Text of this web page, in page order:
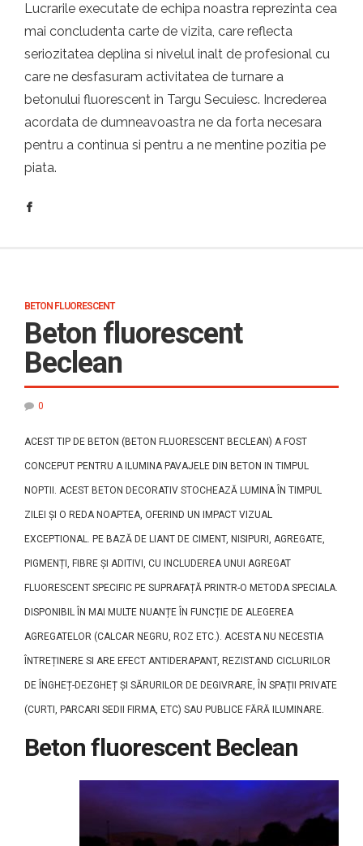
Lucrarile executate de echipa noastra reprezinta cea
mai concludenta carte de vizita, care reflecta
seriozitatea deplina si nivelul inalt de profesional cu
care ne desfasuram activitatea de turnare a
betonului fluorescent in Targu Secuiesc. Increderea
acordata de dumneavoastra ne da forta necesara
pentru a continua si pentru a ne mentine pozitia pe
piata.
BETON FLUORESCENT
Beton fluorescent
Beclean
0
ACEST TIP DE BETON (BETON FLUORESCENT BECLEAN) A FOST
CONCEPUT PENTRU A ILUMINA PAVAJELE DIN BETON IN TIMPUL
NOPTII. ACEST BETON DECORATIV STOCHEAZĂ LUMINA ÎN TIMPUL
ZILEI ȘI O REDA NOAPTEA, OFERIND UN IMPACT VIZUAL
EXCEPTIONAL. PE BAZĂ DE LIANT DE CIMENT, NISIPURI, AGREGATE,
PIGMENȚI, FIBRE ȘI ADITIVI, CU INCLUDEREA UNUI AGREGAT
FLUORESCENT SPECIFIC PE SUPRAFAȚĂ PRINTR-O METODA SPECIALA.
DISPONIBIL ÎN MAI MULTE NUANȚE ÎN FUNCȚIE DE ALEGEREA
AGREGATELOR (CALCAR NEGRU, ROZ ETC.). ACESTA NU NECESTIA
ÎNTREȚINERE SI ARE EFECT ANTIDERAPANT, REZISTAND CICLURILOR
DE ÎNGHEȚ-DEZGHEȚ ȘI SĂRURILOR DE DEGIVRARE, ÎN SPAȚII PRIVATE
(CURTI, PARCARI SEDII FIRMA, ETC) SAU PUBLICE FĂRĂ ILUMINARE.
Beton fluorescent Beclean